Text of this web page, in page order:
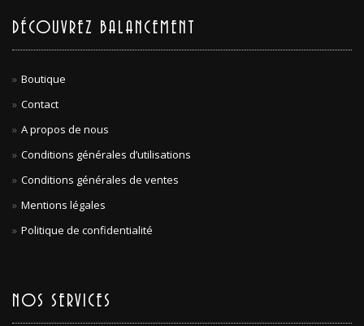
DÉCOUVREZ BALANCEMENT
Boutique
Contact
A propos de nous
Conditions générales d’utilisations
Conditions générales de ventes
Mentions légales
Politique de confidentialité
NOS SERVICES